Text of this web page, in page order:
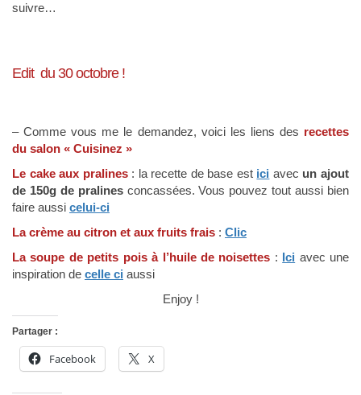
suivre…
Edit du 30 octobre !
– Comme vous me le demandez, voici les liens des recettes
du salon « Cuisinez »
Le cake aux pralines : la recette de base est ici avec un ajout
de 150g de pralinesconcassées. Vous pouvez tout aussi bien
faire aussi celui-ci
La crème au citron et aux fruits frais : Clic
La soupe de petits pois à l’huile de noisettes : Ici avec une
inspiration de celle ci aussi
Enjoy !
Partager :
Facebook X